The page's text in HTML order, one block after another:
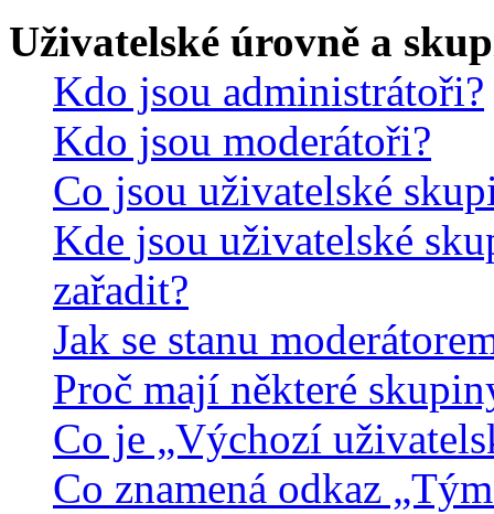
Uživatelské úrovně a
Kdo jsou administrátoři?
Kdo jsou moderátoři?
Co jsou uživatelské
Kde jsou uživatelské
zařadit?
Jak se stanu
Proč mají některé
Co je „Výchozí
Co znamená odkaz